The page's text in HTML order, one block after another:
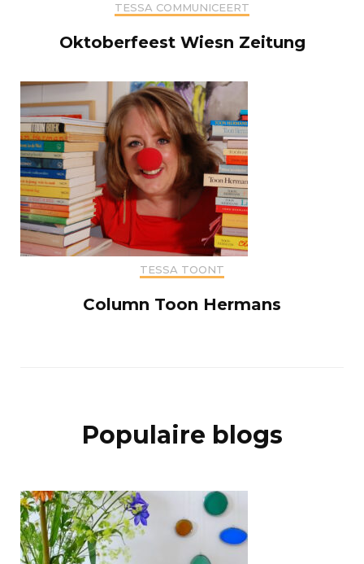
TESSA COMMUNICEERT
Oktoberfeest Wiesn Zeitung
TESSA TOONT
Column Toon Hermans
Populaire blogs